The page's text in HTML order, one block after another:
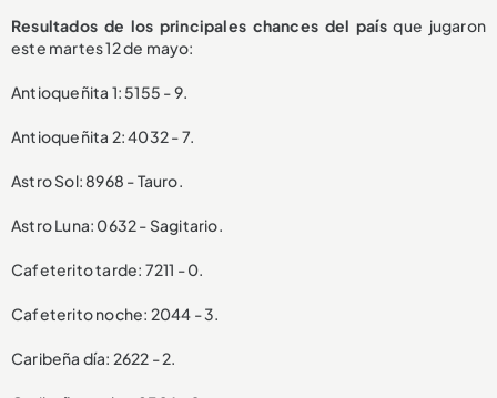
Resultados de los principales chances del paísque jugaron
este martes 12 de mayo:
Antioqueñita 1: 5155 - 9.
Antioqueñita 2: 4032 - 7.
Astro Sol: 8968 - Tauro.
Astro Luna: 0632 - Sagitario.
Cafeterito tarde: 7211 - 0.
Cafeterito noche: 2044 - 3.
Caribeña día: 2622 - 2.